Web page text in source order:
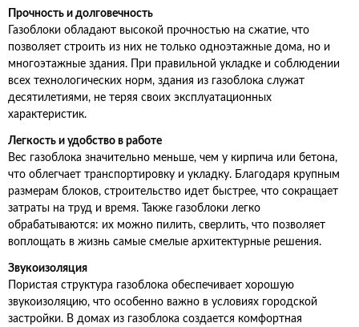
Прочность и долговечность
Газоблоки обладают высокой прочностью на сжатие, что
позволяет строить из них не только одноэтажные дома, но и
многоэтажные здания. При правильной укладке и соблюдении
всех технологических норм, здания из газоблока служат
десятилетиями, не теряя своих эксплуатационных
характеристик.
Легкость и удобство в работе
Вес газоблока значительно меньше, чем у кирпича или бетона,
что облегчает транспортировку и укладку. Благодаря крупным
размерам блоков, строительство идет быстрее, что сокращает
затраты на труд и время. Также газоблоки легко
обрабатываются: их можно пилить, сверлить, что позволяет
воплощать в жизнь самые смелые архитектурные решения.
Звукоизоляция
Пористая структура газоблока обеспечивает хорошую
звукоизоляцию, что особенно важно в условиях городской
застройки. В домах из газоблока создается комфортная